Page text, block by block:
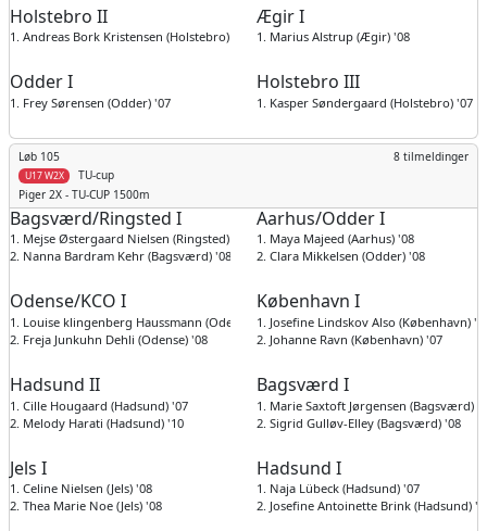
Holstebro II
1. Andreas Bork Kristensen (Holstebro) '08
Ægir I
1. Marius Alstrup (Ægir) '08
Odder I
1. Frey Sørensen (Odder) '07
Holstebro III
1. Kasper Søndergaard (Holstebro) '07
Løb 105
TU-cup
8 tilmeldinger
U17 W2X
Piger 2X - TU-CUP 1500m
Bagsværd/Ringsted I
1. Mejse Østergaard Nielsen (Ringsted) '08
2. Nanna Bardram Kehr (Bagsværd) '08
Aarhus/Odder I
1. Maya Majeed (Aarhus) '08
2. Clara Mikkelsen (Odder) '08
Odense/KCO I
1. Louise klingenberg Haussmann (Odense) '09
2. Freja Junkuhn Dehli (Odense) '08
København I
1. Josefine Lindskov Also (København)
2. Johanne Ravn (København) '07
Hadsund II
1. Cille Hougaard (Hadsund) '07
2. Melody Harati (Hadsund) '10
Bagsværd I
1. Marie Saxtoft Jørgensen (Bagsværd)
2. Sigrid Gulløv-Elley (Bagsværd) '08
Jels I
1. Celine Nielsen (Jels) '08
2. Thea Marie Noe (Jels) '08
Hadsund I
1. Naja Lübeck (Hadsund) '07
2. Josefine Antoinette Brink (Hadsund)